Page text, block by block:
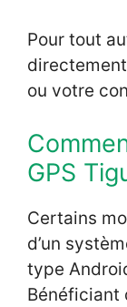
Pour tout
ou votre
GPS
Certains
d’un
type
Bénéficiant